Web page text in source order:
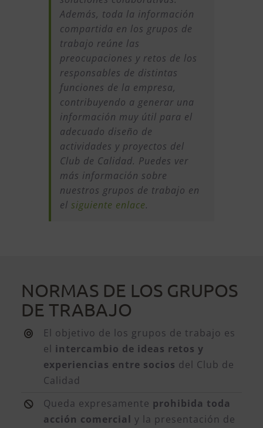
Además, toda la información
compartida en los grupos de
trabajo reúne las
preocupaciones y retos de los
responsables de distintas
funciones de la empresa,
contribuyendo a generar una
información muy útil para el
adecuado diseño de
actividades y proyectos del
Club de Calidad. Puedes ver
más información sobre
nuestros grupos de trabajo en
el siguiente enlace.
NORMAS DE LOS GRUPOS
DE TRABAJO
El objetivo de los grupos de trabajo es
el intercambio de ideas retos y
experiencias entre socios del Club de
Calidad
Queda expresamente prohibida toda
acción comercial y la presentación de